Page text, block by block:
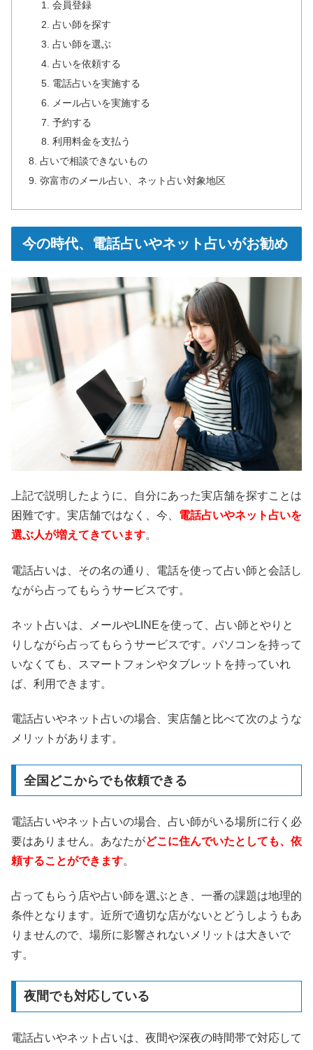
会員登録
占い師を探す
占い師を選ぶ
占いを依頼する
電話占いを実施する
メール占いを実施する
予約する
利用料金を支払う
占いで相談できないもの
弥富市のメール占い、ネット占い対象地区
今の時代、電話占いやネット占いがお勧め
上記で説明したように、自分にあった実店舗を探すことは
困難です。実店舗ではなく、今、 電話占いやネット占いを
選ぶ人が増えてきています。
電話占いは、その名の通り、電話を使って占い師と会話し
ながら占ってもらうサービスです。
ネット占いは、メールやLINEを使って、占い師とやりと
りしながら占ってもらうサービスです。パソコンを持って
いなくても、スマートフォンやタブレットを持っていれ
ば、利用できます。
電話占いやネット占いの場合、実店舗と比べて次のような
メリットがあります。
全国どこからでも依頼できる
電話占いやネット占いの場合、占い師がいる場所に行く必
要はありません。あなたがどこに住んでいたとしても、依
頼することができます。
占ってもらう店や占い師を選ぶとき、一番の課題は地理的
条件となります。近所で適切な店がないとどうしようもあ
りませんので、場所に影響されないメリットは大きいで
す。
夜間でも対応している
電話占いやネット占いは、夜間や深夜の時間帯で対応して